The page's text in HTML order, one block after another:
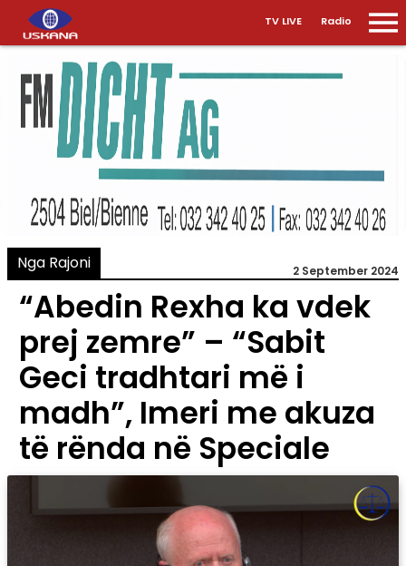
TV LIVE Radio
Nga Rajoni 2 September 2024
“Abedin Rexha ka vdek
prej zemre” – “Sabit
Geci tradhtari më i
madh”, Imeri me akuza
të rënda në Speciale